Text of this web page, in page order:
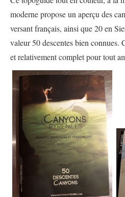
moderne propose un aperçu des
versant français, ainsi que 20 en
valeur 50 descentes bien connues.
et relativement complet pour tout